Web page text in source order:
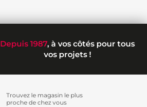
Depuis 1987, à vos côtés pour tous
vos projets !
Trouvez le magasin le plus
proche de chez vous